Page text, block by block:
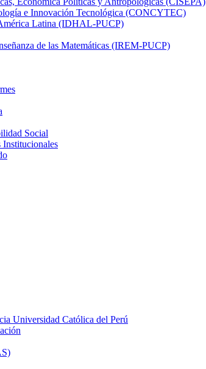
e Innovación Tecnológica (CONCYTEC)
Latina (IDHAL-PUCP)
de las Matemáticas (IREM-PUCP)
Social
Institucionales
Universidad Católica del Perú